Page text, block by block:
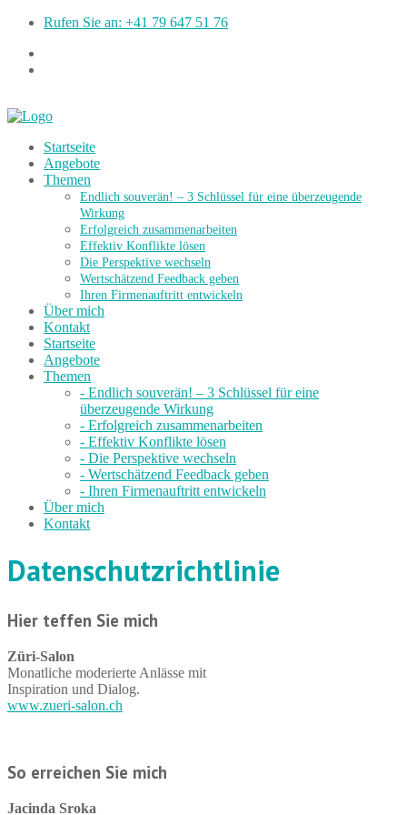
Rufen Sie an: +41 79 647 51 76
Startseite
Angebote
Themen
Endlich souverän! – 3 Schlüssel für eine überzeugende
Wirkung
Erfolgreich zusammenarbeiten
Effektiv Konflikte lösen
Die Perspektive wechseln
Wertschätzend Feedback geben
Ihren Firmenauftritt entwickeln
Über mich
Kontakt
Startseite
Angebote
Themen
- Endlich souverän! – 3 Schlüssel für eine
überzeugende Wirkung
- Erfolgreich zusammenarbeiten
- Effektiv Konflikte lösen
- Die Perspektive wechseln
- Wertschätzend Feedback geben
- Ihren Firmenauftritt entwickeln
Über mich
Kontakt
Datenschutzrichtlinie
Hier teffen Sie mich
Züri-Salon
Monatliche moderierte Anlässe mit
Inspiration und Dialog.
www.zueri-salon.ch
So erreichen Sie mich
Jacinda Sroka